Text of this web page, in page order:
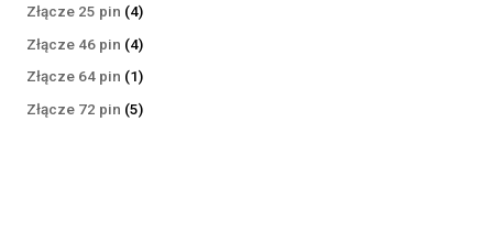
Złącze 25 pin 44
produkty
Złącze 46 pin 44
produkty
Złącze 64 pin 11
produkt
Złącze 72 pin 55